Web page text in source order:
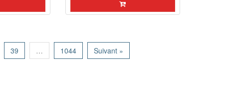
39 … 1044 Suivant »